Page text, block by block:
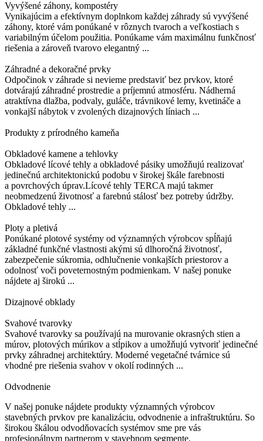
Vyvýšené záhony, kompostéry
Vynikajúcim a efektívnym doplnkom každej záhrady sú vyvýšené
záhony, ktoré vám ponúkané v rôznych tvaroch a veľkostiach s
variabilným účelom použitia. Ponúkame vám maximálnu funkčnosť
riešenia a zároveň tvarovo elegantný ...
Záhradné a dekoračné prvky
Odpočinok v záhrade si nevieme predstaviť bez prvkov, ktoré
dotvárajú záhradné prostredie a príjemnú atmosféru. Nádherná
atraktívna dlažba, podvaly, guláče, trávnikové lemy, kvetináče a
vonkajší nábytok v zvolených dizajnových líniach ...
Produkty z prírodného kameňa
Obkladové kamene a tehlovky
Obkladové lícové tehly a obkladové pásiky umožňujú realizovať
jedinečnú architektonickú podobu v širokej škále farebnosti
a povrchových úprav.Lícové tehly TERCA majú takmer
neobmedzenú životnosť a farebnú stálosť bez potreby údržby.
Obkladové tehly ...
Ploty a pletivá
Ponúkané plotové systémy od významných výrobcov spĺňajú
základné funkčné vlastnosti akými sú dlhoročná životnosť,
zabezpečenie súkromia, odhlučnenie vonkajších priestorov a
odolnosť voči poveternostným podmienkam. V našej ponuke
nájdete aj širokú ...
Dizajnové obklady
Svahové tvarovky
Svahové tvarovky sa používajú na murovanie okrasných stien a
múrov, plotových múrikov a stĺpikov a umožňujú vytvoriť jedinečné
prvky záhradnej architektúry. Moderné vegetačné tvárnice sú
vhodné pre riešenia svahov v okolí rodinných ...
Odvodnenie
V našej ponuke nájdete produkty významných výrobcov
stavebných prvkov pre kanalizáciu, odvodnenie a infraštruktúru. So
širokou škálou odvodňovacích systémov sme pre vás
profesionálnym partnerom v stavebnom segmente.